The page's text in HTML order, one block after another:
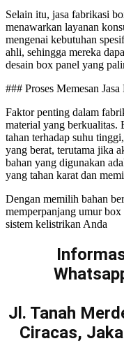
Selain itu, jasa fabrikasi
menawarkan layanan
mengenai kebutuhan
ahli, sehingga mereka
desain box panel yang
### Proses Memesan
Faktor penting dalam
material yang berkualitas.
tahan terhadap suhu
yang berat, terutama jika
bahan yang digunakan
yang tahan karat dan
Dengan memilih bahan
memperpanjang umur
sistem kelistrikan Anda
Jl. Tanah
Ciracas,